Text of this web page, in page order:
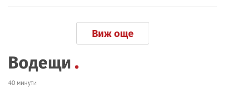
Виж още
Водещи
40 минути